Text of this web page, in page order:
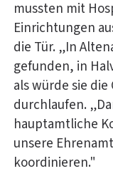
mussten mit
Einrichtungen
die Tür. „In
gefunden, in
als würde sie
durchlaufen.
hauptamtliche
unsere
koordinieren."